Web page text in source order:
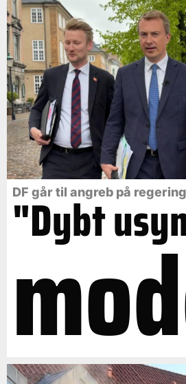
DF går til angreb på
"Dybt